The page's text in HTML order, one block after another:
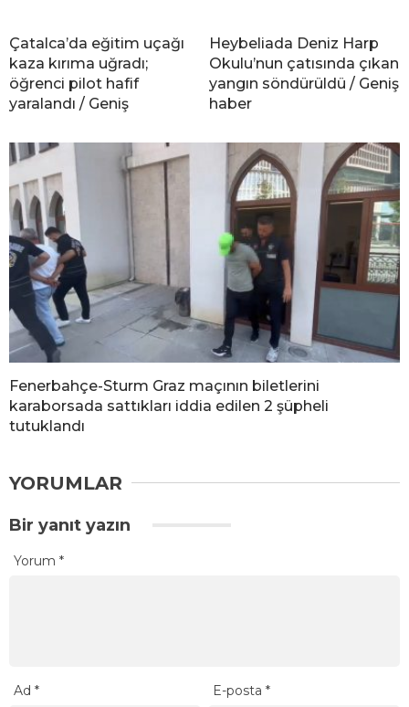
Çatalca’da eğitim uçağı
kaza kırıma uğradı;
öğrenci pilot hafif
yaralandı / Geniş
Heybeliada Deniz Harp
Okulu’nun çatısında çıkan
yangın söndürüldü / Geniş
haber
Fenerbahçe-Sturm Graz maçının biletlerini
karaborsada sattıkları iddia edilen 2 şüpheli
tutuklandı
YORUMLAR
Bir yanıt yazın
Yorum *
Ad * E-posta*